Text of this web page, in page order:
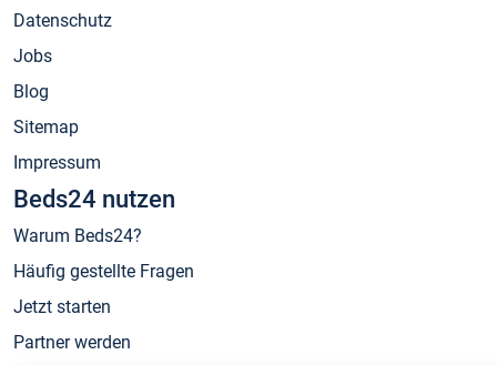
Datenschutz
Jobs
Blog
Sitemap
Impressum
Beds24 nutzen
Warum Beds24?
Häufig gestellte Fragen
Jetzt starten
Partner werden